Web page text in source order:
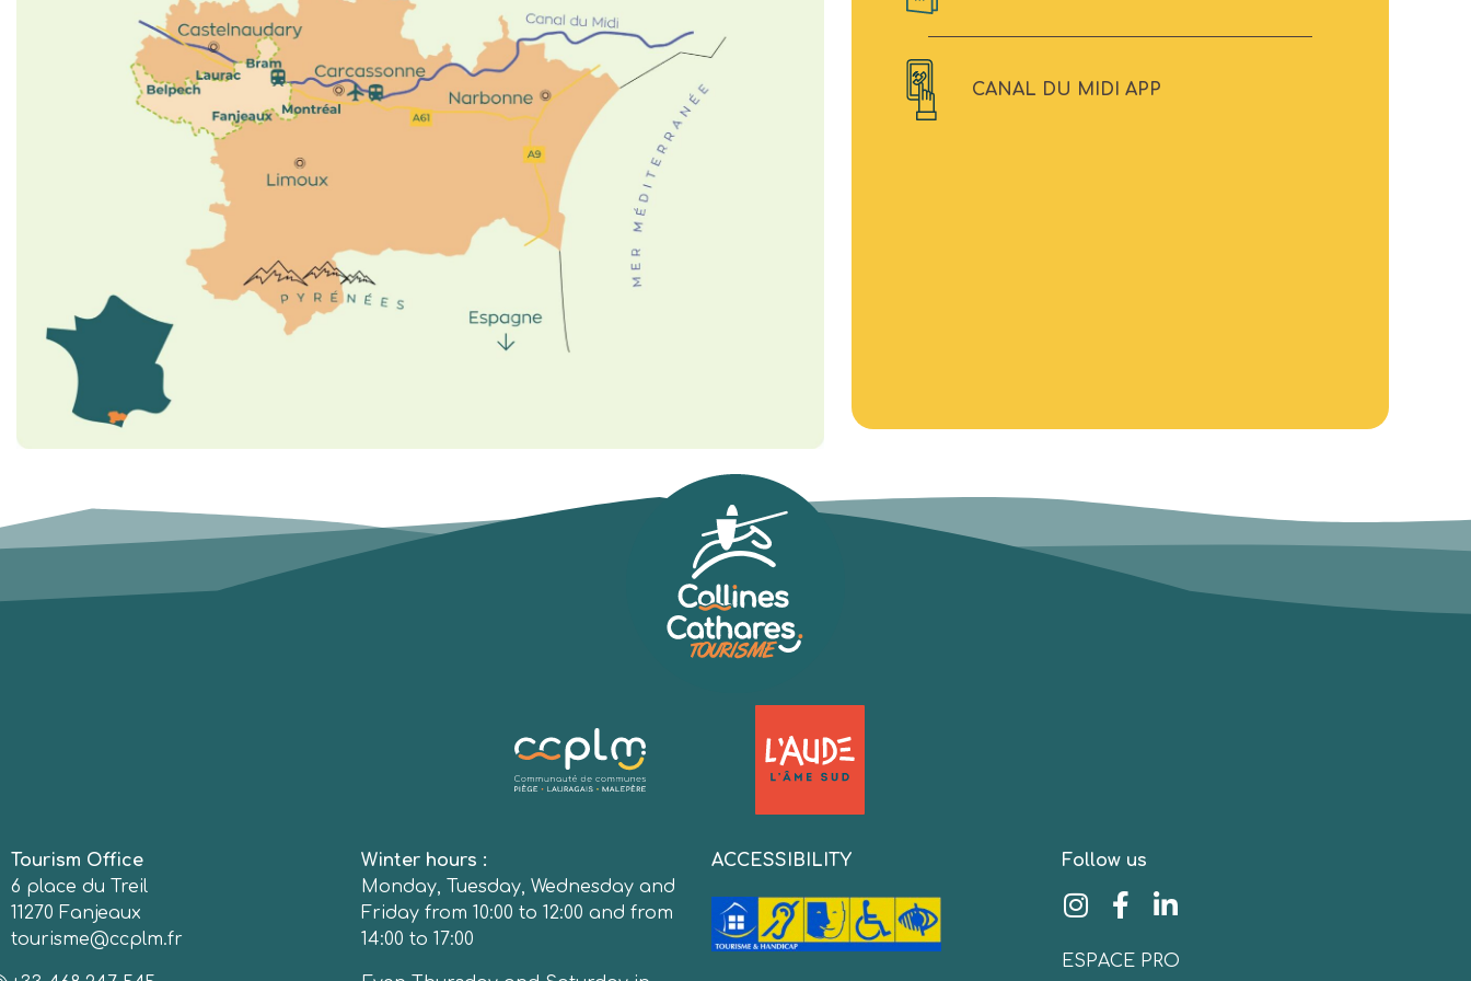
CANAL DU MIDI APP
Tourism Office
6 place du Treil
11270 Fanjeaux
tourisme@ccplm.fr
Winter hours :
Monday, Tuesday, Wednesday and
Friday from 10:00 to 12:00 and from
14:00 to 17:00
ACCESSIBILITY Follow us
ESPACE PRO